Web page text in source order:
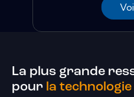
La plus grande
pour la